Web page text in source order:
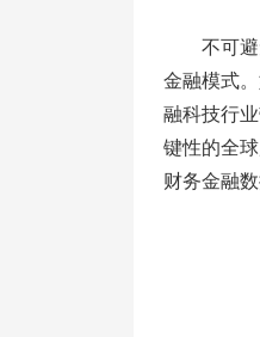
不可
金融模式
融科技行
键性的全
财务金融数